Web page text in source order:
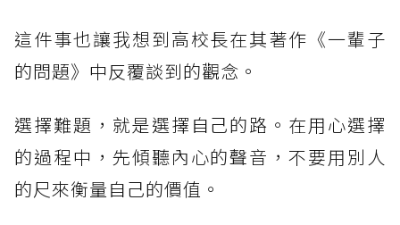
這件事也讓我想到高校長在其著作《一輩子
的問題》中反覆談到的觀念。
選擇難題，就是選擇自己的路。在用心選擇
的過程中，先傾聽內心的聲音，不要用別人
的尺來衡量自己的價值。